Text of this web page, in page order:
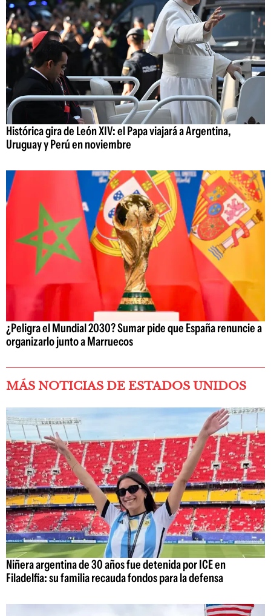
Histórica gira de León XIV: el Papa viajará a Argentina,
Uruguay y Perú en noviembre
¿Peligra el Mundial 2030? Sumar pide que España renuncie a
organizarlo junto a Marruecos
MÁS NOTICIAS DE ESTADOS UNIDOS
Niñera argentina de 30 años fue detenida por ICE en
Filadelfia: su familia recauda fondos para la defensa